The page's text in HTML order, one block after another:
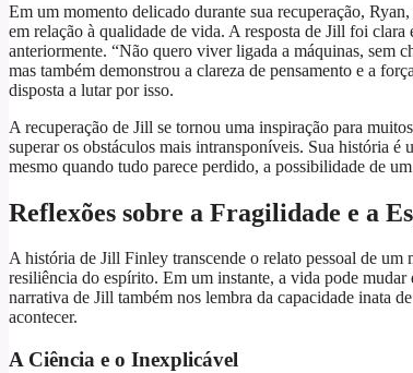
Em um momento delicado durante sua recuperação,
em relação à qualidade de vida. A resposta de Jill foi
anteriormente. “Não quero viver ligada a máquinas, sem
mas também demonstrou a clareza de pensamento e a
disposta a lutar por isso.
A recuperação de Jill se tornou uma inspiração para
superar os obstáculos mais intransponíveis. Sua história é
mesmo quando tudo parece perdido, a possibilidade de
Reflexões sobre a Fragilidade e a
A história de Jill Finley transcende o relato pessoal de
resiliência do espírito. Em um instante, a vida pode
narrativa de Jill também nos lembra da capacidade inata
acontecer.
A Ciência e o Inexplicável